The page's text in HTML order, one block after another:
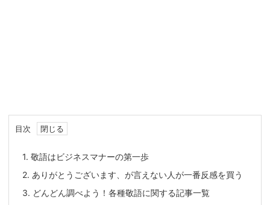
目次
1. 敬語はビジネスマナーの第一歩
2. ありがとうございます、が言えない人が一番反感を買う
3. どんどん調べよう！各種敬語に関する記事一覧